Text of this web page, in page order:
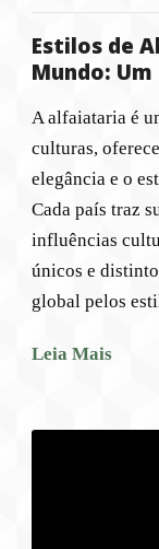
Estilos de
Mundo:
A alfaiataria é
culturas,
elegância e o
Cada país traz
influências
únicos e
global pelos
Leia Mais